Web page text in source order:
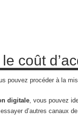
coût
pouvez procéder à la
digitale, vous pouvez
d’autres canaux